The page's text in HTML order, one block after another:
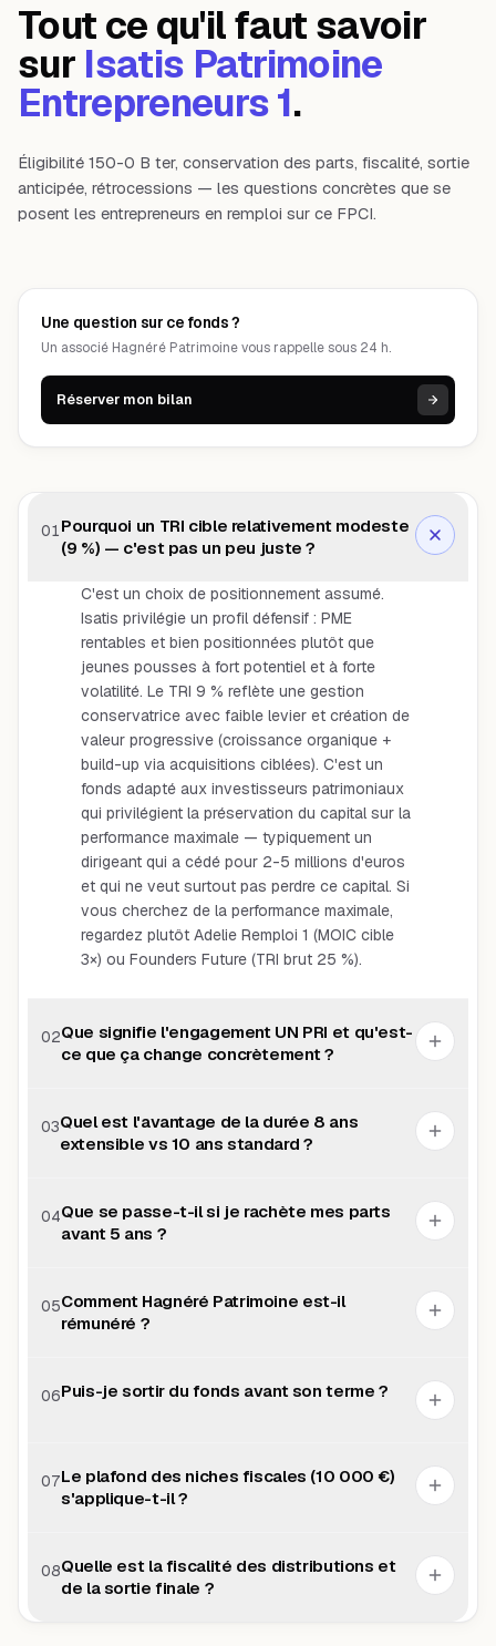
Tout ce qu'il faut savoir
sur Isatis Patrimoine
Entrepreneurs 1.
Éligibilité 150-0 B ter, conservation des parts, fiscalité, sortie
anticipée, rétrocessions — les questions concrètes que se
posent les entrepreneurs en remploi sur ce FPCI.
Une question sur ce fonds ?
Un associé Hagnéré Patrimoine vous rappelle sous 24 h.
Réserver mon bilan
01Pourquoi un TRI cible relativement modeste
(9 %) — c'est pas un peu juste ?
C'est un choix de positionnement assumé.
Isatis privilégie un profil défensif : PME
rentables et bien positionnées plutôt que
jeunes pousses à fort potentiel et à forte
volatilité. Le TRI 9 % reflète une gestion
conservatrice avec faible levier et création de
valeur progressive (croissance organique +
build-up via acquisitions ciblées). C'est un
fonds adapté aux investisseurs patrimoniaux
qui privilégient la préservation du capital sur la
performance maximale — typiquement un
dirigeant qui a cédé pour 2-5 millions d'euros
et qui ne veut surtout pas perdre ce capital. Si
vous cherchez de la performance maximale,
regardez plutôt Adelie Remploi 1 (MOIC cible
3×) ou Founders Future (TRI brut 25 %).
02Que signifie l'engagement UN PRI et qu'est-
ce que ça change concrètement ?
03Quel est l'avantage de la durée 8 ans
extensible vs 10 ans standard ?
04Que se passe-t-il si je rachète mes parts
avant 5 ans ?
05Comment Hagnéré Patrimoine est-il
rémunéré ?
06Puis-je sortir du fonds avant son terme ?
07Le plafond des niches fiscales (10 000 €)
s'applique-t-il ?
08Quelle est la fiscalité des distributions et
de la sortie finale ?